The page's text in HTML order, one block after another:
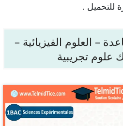
– العلوم الفيزيائية –
علوم تجريبية